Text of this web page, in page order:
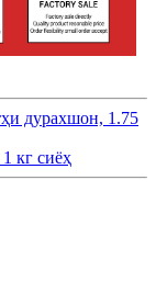
дурахшон, 1.75
кг сиёҳ